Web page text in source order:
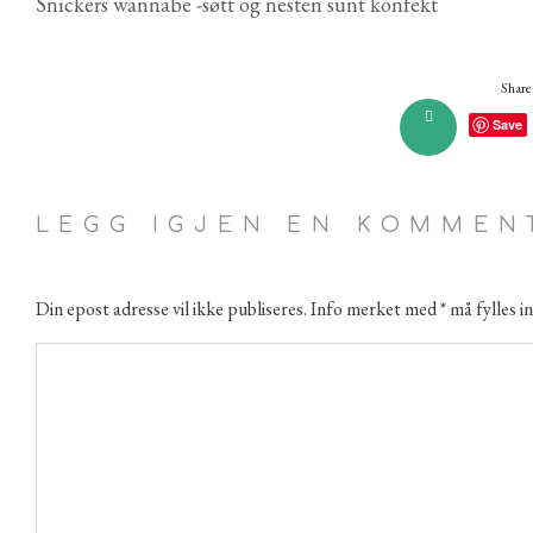
Save
LEGG IGJEN EN
Din epost adresse vil ikke publiseres. Info merket med * må fylles